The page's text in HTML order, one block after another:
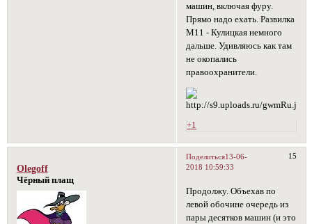
машин, включая фуру.
Прямо надо ехать. Развилка
М11 - Кулицкая немного
дальше. Удивляюсь как там
не окопались
правоохранители.
+1
Поделиться 15
13-06-
2018 10:59:33
Olegoff
Чёрный плащ
Продолжу. Объехав по
левой обочине очередь из
пары десятков машин (и это